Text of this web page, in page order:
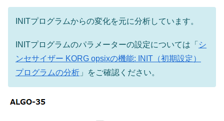
INITプログラムからの変化を元に分析しています。
INITプログラムのパラメーターの設定については「 シ
ンセサイザー KORG opsixの機能: INIT（初期設定）
プログラムの分析 」をご確認ください。